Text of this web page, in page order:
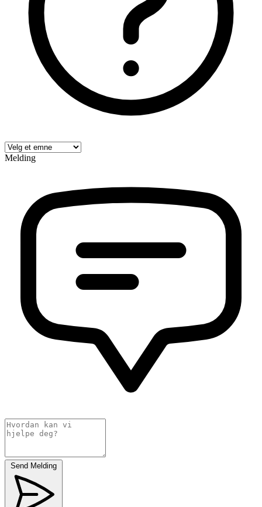
Melding
Send Melding